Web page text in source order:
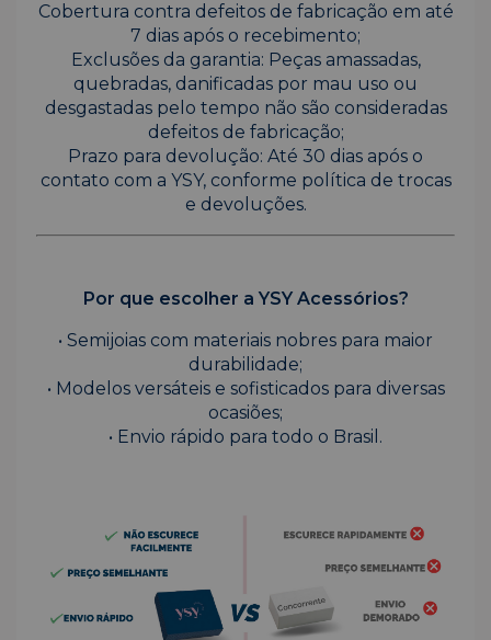
Cobertura contra defeitos de fabricação em até
7 dias após o recebimento;
Exclusões da garantia: Peças amassadas,
quebradas, danificadas por mau uso ou
desgastadas pelo tempo não são consideradas
defeitos de fabricação;
Prazo para devolução: Até 30 dias após o
contato com a YSY, conforme política de trocas
e devoluções.
Por que escolher a YSY Acessórios?
• Semijoias com materiais nobres para maior
durabilidade;
• Modelos versáteis e sofisticados para diversas
ocasiões;
• Envio rápido para todo o Brasil.